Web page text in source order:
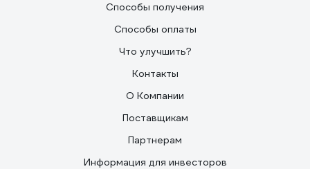
Способы получения
Способы оплаты
Что улучшить?
Контакты
О Компании
Поставщикам
Партнерам
Информация для инвесторов